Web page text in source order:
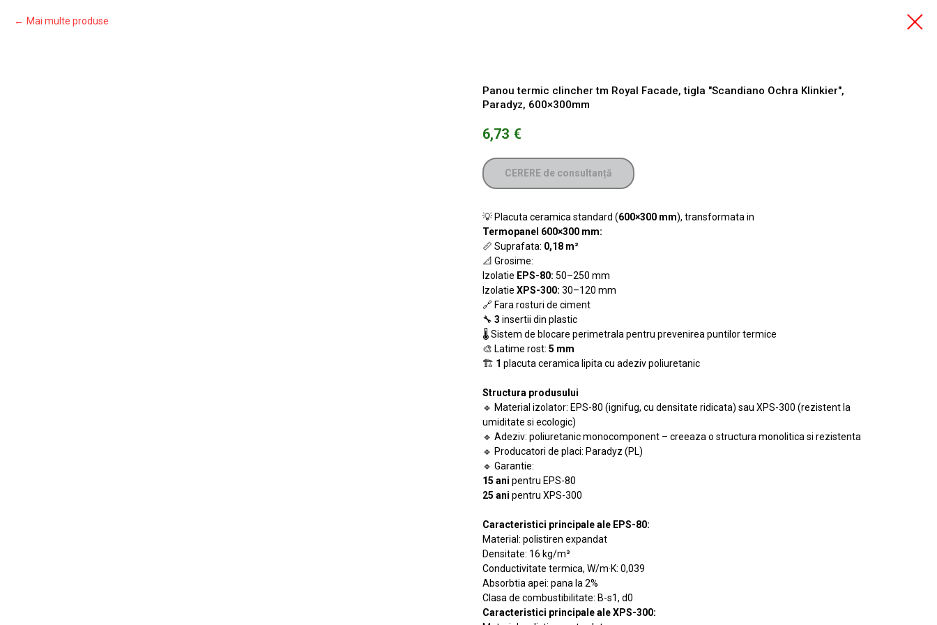
Mai multe produse
Panou termic clincher tm Royal Facade, tigla "Scandiano Ochra Klinkier",
Paradyz, 600×300mm
6,73 €
CERERE de consultanță
💡 Placuta ceramica standard (600×300 mm), transformata in
Termopanel 600×300 mm:
📏 Suprafata: 0,18 m²
📐 Grosime:
Izolatie EPS-80: 50–250 mm
Izolatie XPS-300: 30–120 mm
🔗 Fara rosturi de ciment
🔧 3 insertii din plastic
🌡️ Sistem de blocare perimetrala pentru prevenirea puntilor termice
🎨 Latime rost: 5 mm
🏗️ 1 placuta ceramica lipita cu adeziv poliuretanic
Structura produsului
🔹 Material izolator: EPS-80 (ignifug, cu densitate ridicata) sau XPS-300 (rezistent la
umiditate si ecologic)
🔹 Adeziv: poliuretanic monocomponent – creeaza o structura monolitica si rezistenta
🔹 Producatori de placi: Paradyz (PL)
🔹 Garantie:
15 ani pentru EPS-80
25 ani pentru XPS-300
Caracteristici principale ale EPS-80:
Material: polistiren expandat
Densitate: 16 kg/m³
Conductivitate termica, W/m·K: 0,039
Absorbtia apei: pana la 2%
Clasa de combustibilitate: B-s1, d0
Caracteristici principale ale XPS-300: